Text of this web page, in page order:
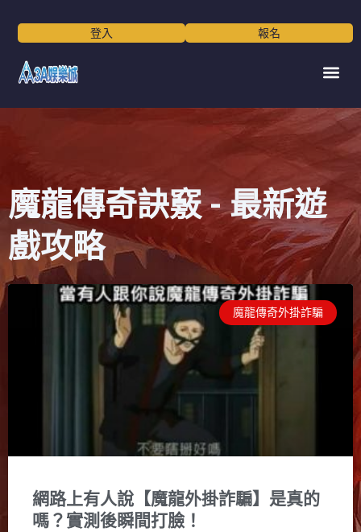
登入 報名
容
選
魔龍傳奇訣竅 - 最新遊
戲攻略
魔龍傳奇外掛詐騙
網路上有人說【魔龍外掛詐騙】是真的
嗎？實測後瞬間打臉！
頁 頁 頁
面